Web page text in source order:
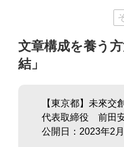
文章構成を養う
結」
【東京都】未來交
代表取締役 前田
公開日：2023年2